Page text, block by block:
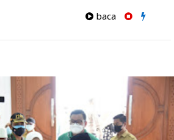
baca